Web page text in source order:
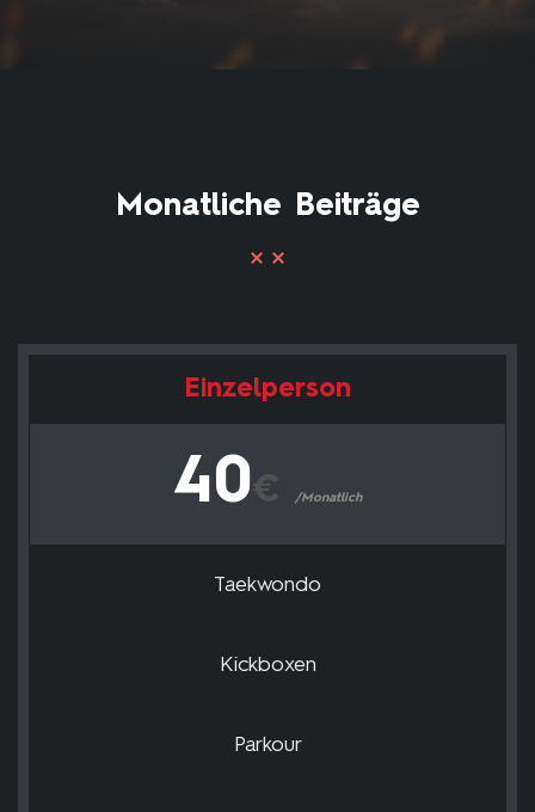
Monatliche Beiträge
Einzelperson
40€ /Monatlich
Taekwondo
Kickboxen
Parkour